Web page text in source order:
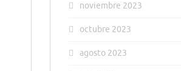
noviembre 2023
octubre 2023
agosto 2023